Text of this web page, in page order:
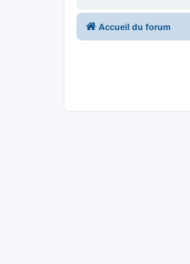
Accueil du forum